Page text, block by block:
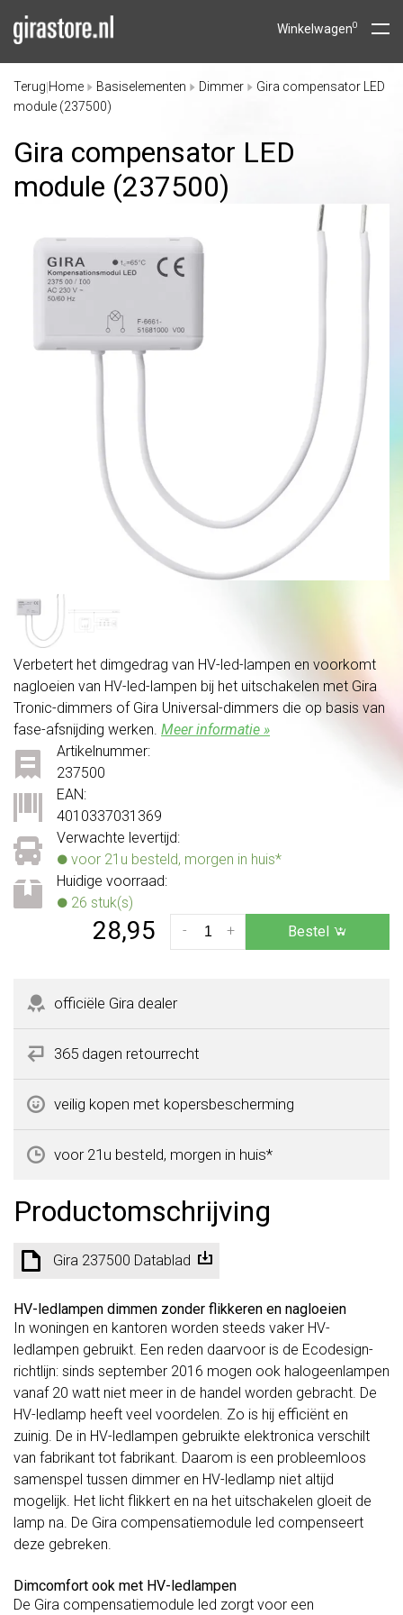
Winkelwagen0
Terug Home Basiselementen Dimmer
Gira compensator LED
module (237500)
Gira compensator LED
module (237500)
Verbetert het dimgedrag van HV-led-lampen en voorkomt
nagloeien van HV-led-lampen bij het uitschakelen met Gira
Tronic-dimmers of Gira Universal-dimmers die op basis van
fase-afsnijding werken. Meer informatie »
Verwachte levertijd:
voor 21u besteld, morgen in huis*
Huidige voorraad:
26 stuk(s)
Artikelnummer:
237500
EAN:
4010337031369
28,95 +
- Bestel
officiële Gira dealer
365 dagen retourrecht
veilig kopen met kopersbescherming
voor 21u besteld, morgen in huis*
Productomschrijving
Gira 237500 Datablad
HV-ledlampen dimmen zonder flikkeren en nagloeien
In woningen en kantoren worden steeds vaker HV-
ledlampen gebruikt. Een reden daarvoor is de Ecodesign-
richtlijn: sinds september 2016 mogen ook halogeenlampen
vanaf 20 watt niet meer in de handel worden gebracht. De
HV-ledlamp heeft veel voordelen. Zo is hij efficiënt en
zuinig. De in HV-ledlampen gebruikte elektronica verschilt
van fabrikant tot fabrikant. Daarom is een probleemloos
samenspel tussen dimmer en HV-ledlamp niet altijd
mogelijk. Het licht flikkert en na het uitschakelen gloeit de
lamp na. De Gira compensatiemodule led compenseert
deze gebreken.
Dimcomfort ook met HV-ledlampen
De Gira compensatiemodule led zorgt voor een